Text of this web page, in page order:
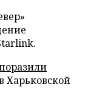
Харьковской